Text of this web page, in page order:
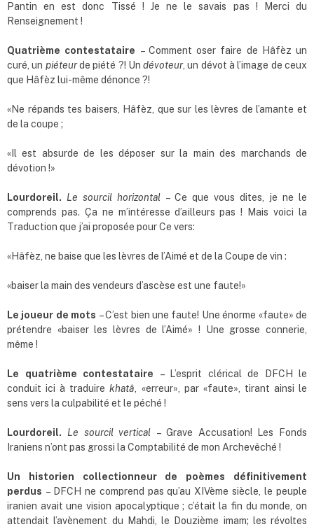
Pantin en est donc Tissé ! Je ne le savais pas ! Merci du
Renseignement !
Quatrième contestataire – Comment oser faire de Hâfèz un
curé, un piéteurde piété ?! Undévoteur, un dévot à l’image de ceux
que Hâfèz lui-même dénonce ?!
«Ne répands tes baisers, Hâfèz, que sur les lèvres de l’amante et
de la coupe ;
«Il est absurde de les déposer sur la main des marchands de
dévotion !»
Lourdoreil. Le sourcil horizontal – Ce que vous dites, je ne le
comprends pas. Ça ne m’intéresse d’ailleurs pas ! Mais voici la
Traduction que j’ai proposée pour Ce vers:
«Hâfèz, ne baise que les lèvres de l’Aimé et de la Coupe de vin :
«baiser la main des vendeurs d’ascèse est une faute!»
Le joueur de mots – C’est bien une faute! Une énorme «faute» de
prétendre «baiser les lèvres de l’Aimé» ! Une grosse connerie,
même !
Le quatrième contestataire – L’esprit clérical de DFCH le
conduit ici à traduirekhatâ , «erreur», par «faute», tirant ainsi le
sens vers la culpabilité et le péché !
Lourdoreil. Le sourcil vertical – Grave Accusation! Les Fonds
Iraniens n’ont pas grossi la Comptabilité de mon Archevêché !
Un historien collectionneur de poèmes définitivement
perdus – DFCH ne comprend pas qu’au XIVème siècle, le peuple
iranien avait une vision apocalyptique ; c’était la fin du monde, on
attendait l’avènement du Mahdi, le Douzième imam; les révoltes